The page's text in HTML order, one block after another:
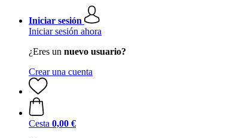
Iniciar sesión
Iniciar sesión ahora
¿Eres un nuevo usuario?
Crear una cuenta
Cesta 0,00 €